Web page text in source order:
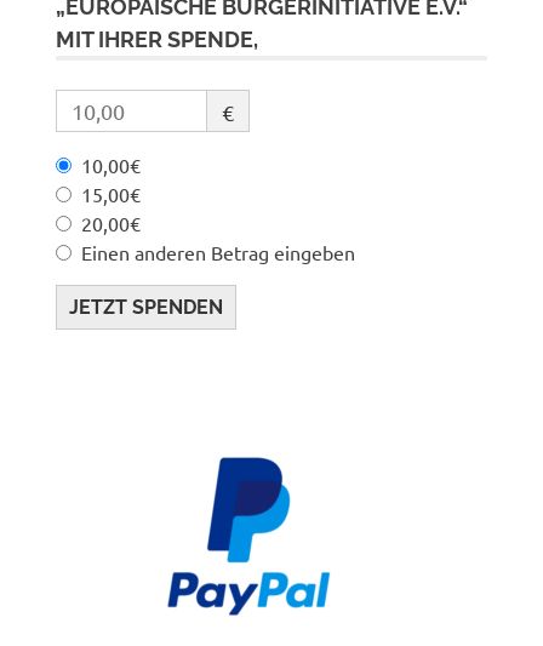
„EUROPÄISCHE BÜRGERINITIATIVE E.V.“
MIT IHRER SPENDE,
€
10,00€
15,00€
20,00€
Einen anderen Betrag eingeben
JETZT SPENDEN